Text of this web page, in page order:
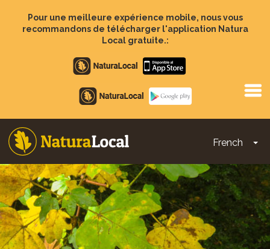
contenu
Pour une meilleure expérience mobile, nous vous
recommandons de télécharger l'application Natura
Local gratuite.:
Apple
store
Google
Play
French
Main
navigation